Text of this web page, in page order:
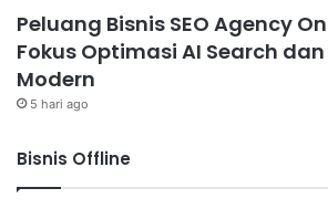
Peluang Bisnis SEO Agency
Fokus Optimasi AI Search
Modern
5 hari ago
Bisnis Offline